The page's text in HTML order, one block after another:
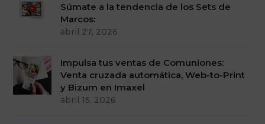
Súmate a la tendencia de los Sets de
Marcos:
abril 27, 2026
Impulsa tus ventas de Comuniones:
Venta cruzada automática, Web-to-Print
y Bizum en Imaxel
abril 15, 2026